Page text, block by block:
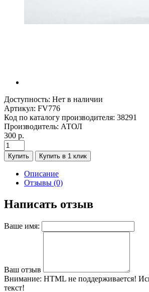
Доступность: Нет в наличии
Артикул: FV776
Код по каталогу производителя: 38291
Производитель: АТОЛ
300 р.
Купить Купить в 1 клик
Описание
Отзывы (0)
Написать отзыв
Ваше имя:
Ваш отзыв
Внимание: HTML не поддерживается!
текст!